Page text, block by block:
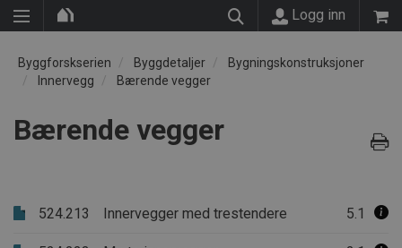
Logg inn
Byggforskserien Byggdetaljer
Bygningskonstruksjoner
Innervegg
Bærende vegger
Bærende vegger
524.213 Innervegger med trestendere 5.1